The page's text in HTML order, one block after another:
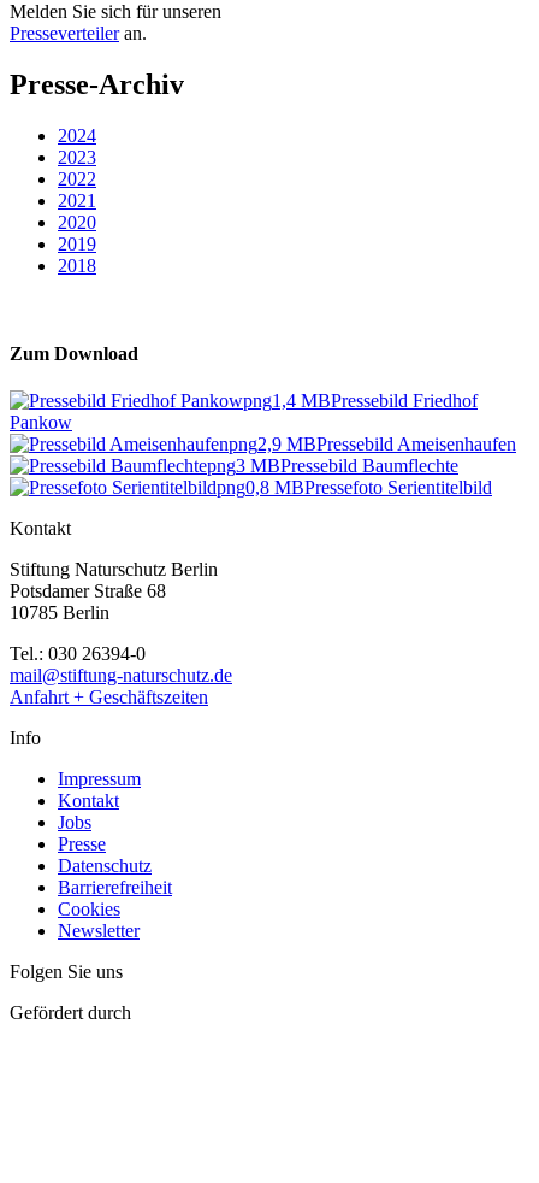
Melden Sie sich für unseren
Presseverteileran.
Presse-Archiv
2024
2023
2022
2021
2020
2019
2018
Zum Download
png1,4 MBPressebild Friedhof
Pankow
png2,9 MBPressebild Ameisenhaufen
png3 MBPressebild Baumflechte
png0,8 MBPressefoto Serientitelbild
Kontakt
Stiftung Naturschutz Berlin
Potsdamer Straße 68
10785 Berlin
Tel.: 030 26394-0
mail@stiftung-naturschutz.de
Anfahrt + Geschäftszeiten
Info
Impressum
Kontakt
Jobs
Presse
Datenschutz
Barrierefreiheit
Cookies
Newsletter
Folgen Sie uns
Gefördert durch